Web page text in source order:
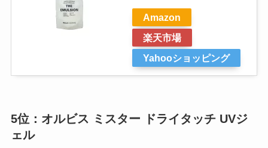
Amazon
楽天市場
Yahooショッピング
5位：オルビス ミスター ドライタッチ UVジ
ェル